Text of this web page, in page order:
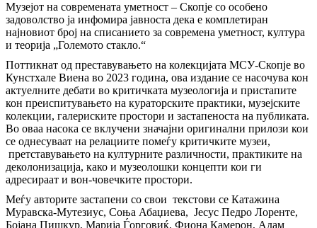
Музејот на современата уметност – Скопје со особено
задоволство ја инфомира јавноста дека е комплетиран
најновиот број на списанието за современа уметност, култура
и теорија „Големото стакло.“
Поттикнат од преставувањето на колекцијата МСУ-Скопје во
Кунстхале Виена во 2023 година, ова издание се насочува кон
актуелните дебати во критичката музеологија и пристапите
кон преиспитувањето на кураторските практики, музејските
колекции, галериските простори и застапеноста на публиката.
Во оваа насока се вклучени значајни оригинални прилози кои
се однесуваат на релациите помеѓу критичките музеи,
претставувањето на културните различности, практиките на
деколонизација, како и музеолошки концепти кои ги
адресираат и вон-човечките простори.
Меѓу авторите застапени со свои текстови се Катажина
Муравска-Мутезиус, Соња Абаџиева, Јесус Педро Лоренте,
Бојана Пишкур, Марија Ѓорговиќ, Фиона Камерон, Адам